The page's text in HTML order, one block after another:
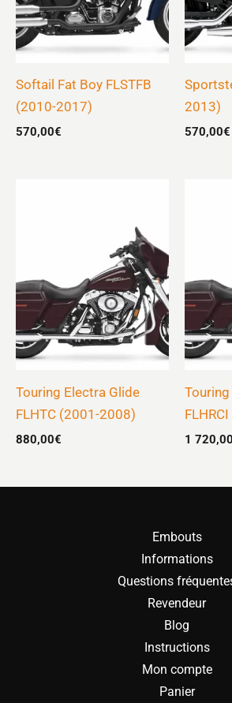
Softail Fat Boy FLSTFB
(2010-2017)
570,00€
2013)
570,00€
Touring Electra Glide
FLHTC (2001-2008)
880,00€ 1 720,00
Embouts
Informations
Questions
Revendeur
Blog
Instructions
Mon compte
Panier